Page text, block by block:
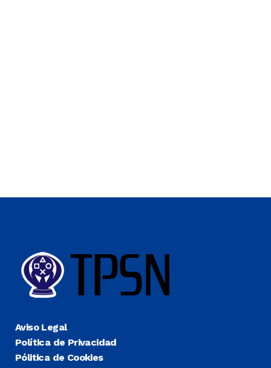
Aviso Legal
Política de Privacidad
Pólitica de Cookies